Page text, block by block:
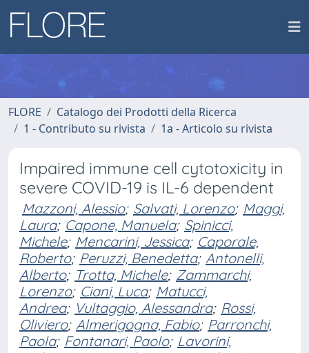
FLORE
Catalogo dei Prodotti della Ricerca
1 - Contributo su rivista
1a - Articolo su rivista
Impaired immune cell cytotoxicity in
severe COVID-19 is IL-6 dependent
Mazzoni, Alessio; Salvati, Lorenzo; Maggi,
Laura; Capone, Manuela; Spinicci,
Michele; Mencarini, Jessica; Caporale,
Roberto; Peruzzi, Benedetta; Antonelli,
Alberto; Trotta, Michele; Zammarchi,
Lorenzo; Ciani, Luca; Matucci,
Andrea; Vultaggio, Alessandra; Rossi,
Oliviero; Almerigogna, Fabio; Parronchi,
Paola; Fontanari, Paolo; Lavorini,